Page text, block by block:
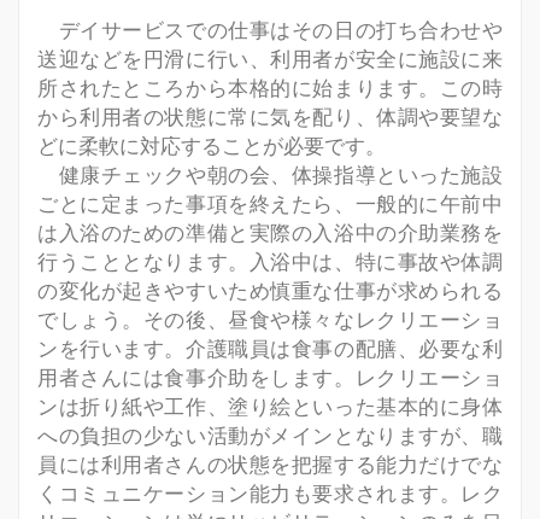
替
え
デイサービスでの仕事はその日の打ち合わせや
送迎などを円滑に行い、利用者が安全に施設に来
所されたところから本格的に始まります。この時
から利用者の状態に常に気を配り、体調や要望な
どに柔軟に対応することが必要です。
健康チェックや朝の会、体操指導といった施設
ごとに定まった事項を終えたら、一般的に午前中
は入浴のための準備と実際の入浴中の介助業務を
行うこととなります。入浴中は、特に事故や体調
の変化が起きやすいため慎重な仕事が求められる
でしょう。その後、昼食や様々なレクリエーショ
ンを行います。介護職員は食事の配膳、必要な利
用者さんには食事介助をします。レクリエーショ
ンは折り紙や工作、塗り絵といった基本的に身体
への負担の少ない活動がメインとなりますが、職
員には利用者さんの状態を把握する能力だけでな
くコミュニケーション能力も要求されます。レク